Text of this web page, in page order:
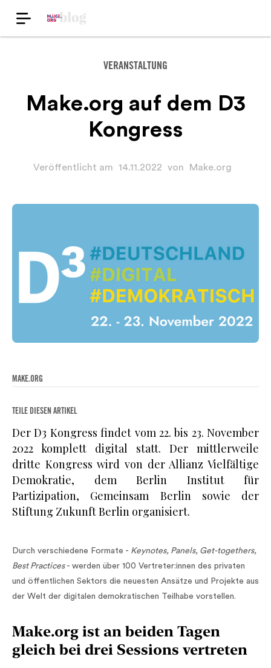
VERANSTALTUNG
Make.org auf dem D3
Kongress
Veröffentlicht am 14.11.2022 von Make.org
MAKE.ORG
TEILE DIESEN ARTIKEL
Der D3 Kongress findet vom 22. bis 23. November
2022 komplett digital statt. Der mittlerweile
dritte Kongress wird von der Allianz Vielfältige
Demokratie, dem Berlin Institut für
Partizipation, Gemeinsam Berlin sowie der
Stiftung Zukunft Berlin organisiert.
Durch verschiedene Formate - Keynotes, Panels, Get-togethers,
Best Practices- werden über 100 Vertreter:innen des privaten
und öffentlichen Sektors die neuesten Ansätze und Projekte aus
der Welt der digitalen demokratischen Teilhabe vorstellen.
Make.org ist an beiden Tagen
gleich bei drei Sessions vertreten